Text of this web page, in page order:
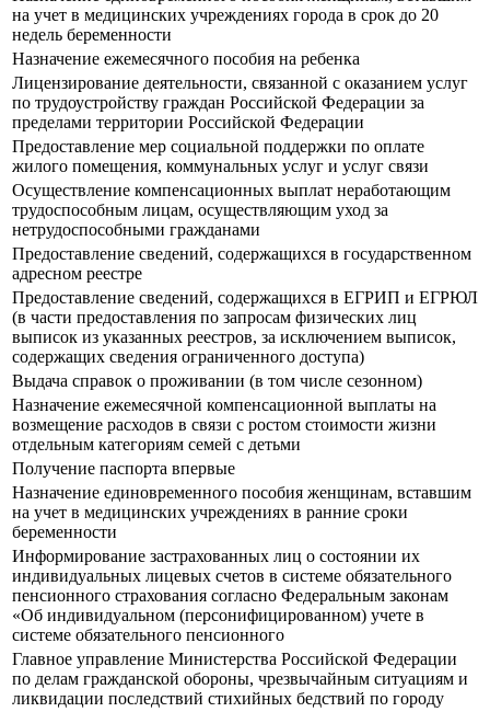
на учет в медицинских учреждениях города в срок до 20
недель беременности
Назначение ежемесячного пособия на ребенка
Лицензирование деятельности, связанной с оказанием услуг
по трудоустройству граждан Российской Федерации за
пределами территории Российской Федерации
Предоставление мер социальной поддержки по оплате
жилого помещения, коммунальных услуг и услуг связи
Осуществление компенсационных выплат неработающим
трудоспособным лицам, осуществляющим уход за
нетрудоспособными гражданами
Предоставление сведений, содержащихся в государственном
адресном реестре
Предоставление сведений, содержащихся в ЕГРИП и ЕГРЮЛ
(в части предоставления по запросам физических лиц
выписок из указанных реестров, за исключением выписок,
содержащих сведения ограниченного доступа)
Выдача справок о проживании (в том числе сезонном)
Назначение ежемесячной компенсационной выплаты на
возмещение расходов в связи с ростом стоимости жизни
отдельным категориям семей с детьми
Получение паспорта впервые
Назначение единовременного пособия женщинам, вставшим
на учет в медицинских учреждениях в ранние сроки
беременности
Информирование застрахованных лиц о состоянии их
индивидуальных лицевых счетов в системе обязательного
пенсионного страхования согласно Федеральным законам
«Об индивидуальном (персонифицированном) учете в
системе обязательного пенсионного
Главное управление Министерства Российской Федерации
по делам гражданской обороны, чрезвычайным ситуациям и
ликвидации последствий стихийных бедствий по городу